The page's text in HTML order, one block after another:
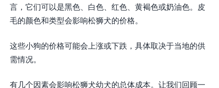
言，它们可以是黑色、白色、红色、黄褐色或奶油色。皮
毛的颜色和类型会影响松狮犬的价格。
这些小狗的价格可能会上涨或下跌，具体取决于当地的供
需情况。
有几个因素会影响松狮犬幼犬的总体成本。让我们回顾一